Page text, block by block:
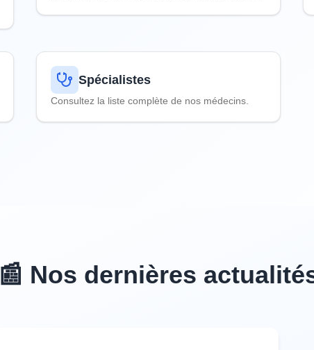
Spécialistes
Consultez la liste complète de nos médecins.
📰 Nos dernières